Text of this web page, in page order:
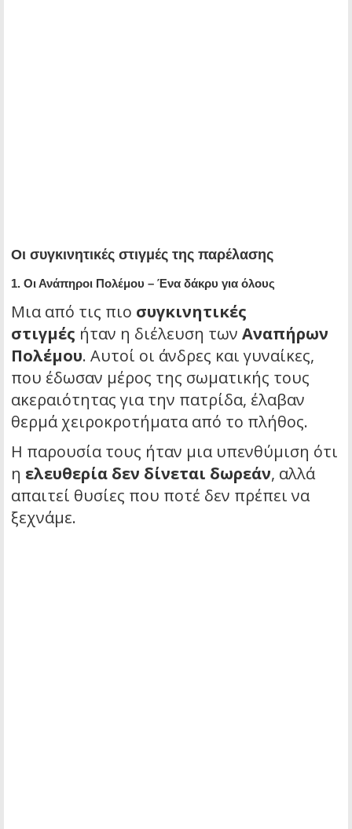
Οι συγκινητικές στιγμές της παρέλασης
1. Οι Ανάπηροι Πολέμου – Ένα δάκρυ για όλους
Μια από τις πιο συγκινητικές
στιγμές ήταν η διέλευση των Αναπήρων
Πολέμου. Αυτοί οι άνδρες και γυναίκες,
που έδωσαν μέρος της σωματικής τους
ακεραιότητας για την πατρίδα, έλαβαν
θερμά χειροκροτήματα από το πλήθος.
Η παρουσία τους ήταν μια υπενθύμιση ότι
η ελευθερία δεν δίνεται δωρεάν, αλλά
απαιτεί θυσίες που ποτέ δεν πρέπει να
ξεχνάμε.